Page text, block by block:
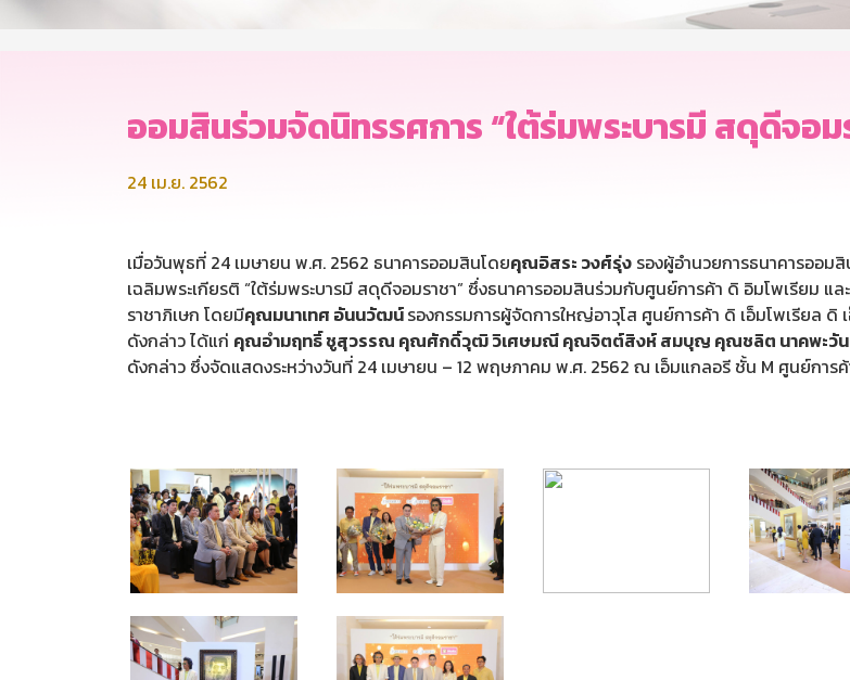
ออมสินร่วมจัดนิทรรศการ “ใต้ร่มพระบารมี สดุดีจอม
24 เม.ย. 2562
เมื่อวันพุธที่ 24 เมษายน พ.ศ. 2562 ธนาคารออมสินโดยคุณอิสระ วงศ์รุ่ง รองผู้อำนวยการธนาคารออ
เฉลิมพระเกียรติ “ใต้ร่มพระบารมี สดุดีจอมราชา” ซึ่งธนาคารออมสินร่วมกับศูนย์การค้า ดิ อิมโพเรียม แ
ราชาภิเษก โดยมีคุณมนาเทศ อันนวัฒน์รองกรรมการผู้จัดการใหญ่อาวุโส ศูนย์การค้า ดิ เอ็มโพเรียล
ดังกล่าว ได้แก่ คุณอำมฤทธิ์ ชูสุวรรณ คุณศักดิ์วุฒิ วิเศษมณี คุณจิตต์สิงห์ สมบุญ คุณชลิต นาคพะวัน
ดังกล่าว ซึ่งจัดแสดงระหว่างวันที่ 24 เมษายน – 12 พฤษภาคม พ.ศ. 2562 ณ เอ็มแกลอรี ชั้น M ศูนย์การ